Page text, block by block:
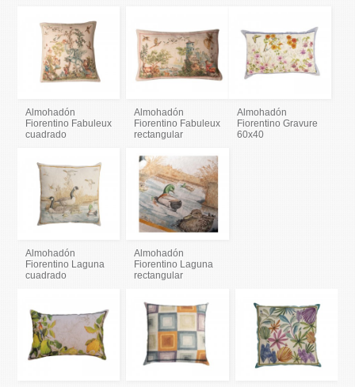
Almohadón
Fiorentino Fabuleux
cuadrado
Almohadón
Fiorentino Fabuleux
rectangular
Almohadón
Fiorentino Gravure
60x40
Almohadón
Fiorentino Laguna
cuadrado
Almohadón
Fiorentino Laguna
rectangular